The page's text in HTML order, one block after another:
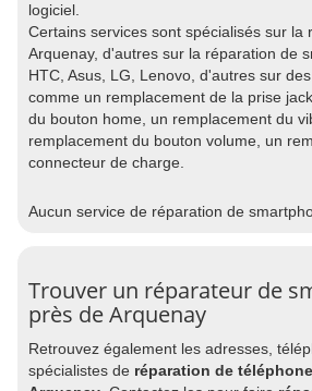
logiciel.
Certains services sont spécialisés sur la
Arquenay, d'autres sur la réparation de
HTC, Asus, LG, Lenovo, d'autres sur
comme un remplacement de la prise
du bouton home, un remplacement du
remplacement du bouton volume, un
connecteur de charge.
Aucun service de réparation de
Trouver un réparateur de
près de Arquenay
Retrouvez également les adresses,
spécialistes de réparation de